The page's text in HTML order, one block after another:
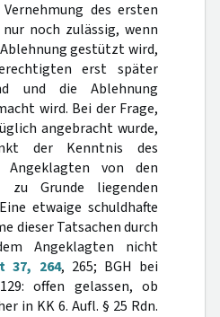
des ersten
noch zulässig, wenn
gestützt wird,
erst später
und die Ablehnung
wird. Bei der Frage,
angebracht wurde,
der Kenntnis des
Angeklagten von den
zu Grunde liegenden
etwaige schuldhafte
dieser Tatsachen durch
Angeklagten nicht
37, 264, 265; BGH bei
offen gelassen, ob
in KK 6. Aufl. § 25 Rdn.